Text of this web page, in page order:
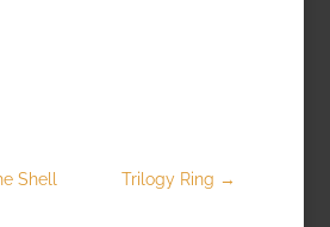
Shell Trilogy Ring →